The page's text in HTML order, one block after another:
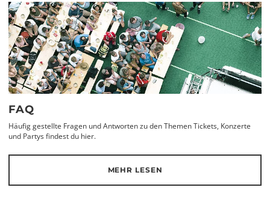
FAQ
Häufig gestellte Fragen und Antworten zu den Themen Tickets, Konzerte
und Partys findest du hier.
MEHR LESEN